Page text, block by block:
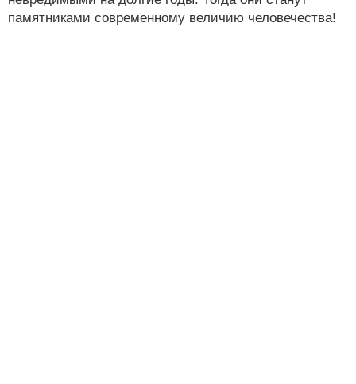
памятниками современному величию человечества!